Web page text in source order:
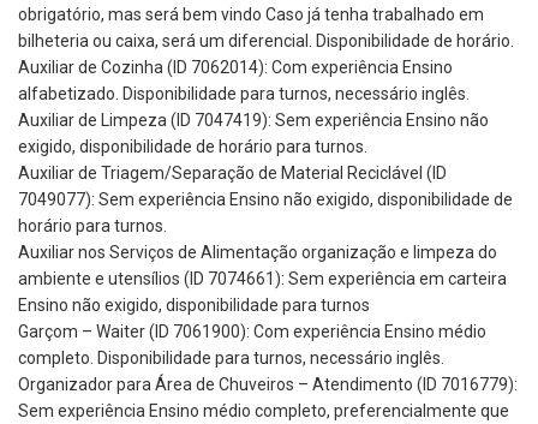
obrigatório, mas será bem vindo Caso já tenha trabalhado em
bilheteria ou caixa, será um diferencial. Disponibilidade de horário.
Auxiliar de Cozinha (ID 7062014): Com experiência Ensino
alfabetizado. Disponibilidade para turnos, necessário inglês.
Auxiliar de Limpeza (ID 7047419): Sem experiência Ensino não
exigido, disponibilidade de horário para turnos.
Auxiliar de Triagem/Separação de Material Reciclável (ID
7049077): Sem experiência Ensino não exigido, disponibilidade de
horário para turnos.
Auxiliar nos Serviços de Alimentação organização e limpeza do
ambiente e utensílios (ID 7074661): Sem experiência em carteira
Ensino não exigido, disponibilidade para turnos
Garçom – Waiter (ID 7061900): Com experiência Ensino médio
completo. Disponibilidade para turnos, necessário inglês.
Organizador para Área de Chuveiros – Atendimento (ID 7016779):
Sem experiência Ensino médio completo, preferencialmente que